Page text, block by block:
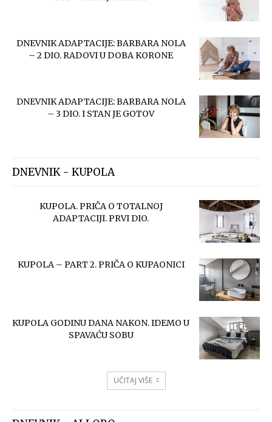
DNEVNIK ADAPTACIJE: BARBARA NOLA
– 2 DIO. RADOVI U DOBA KORONE
DNEVNIK ADAPTACIJE: BARBARA NOLA
– 3 DIO. I STAN JE GOTOV
DNEVNIK - KUPOLA
KUPOLA. PRIČA O TOTALNOJ
ADAPTACIJI. PRVI DIO.
KUPOLA – PART 2. PRIČA O KUPAONICI
KUPOLA GODINU DANA NAKON. IDEMO U
SPAVAĆU SOBU
UČITAJ VIŠE